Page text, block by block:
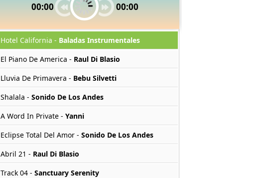
00:00 00:00
Hotel California - Baladas Instrumentales
El Piano De America - Raul Di Blasio
Lluvia De Primavera - Bebu Silvetti
Shalala - Sonido De Los Andes
A Word In Private - Yanni
Eclipse Total Del Amor - Sonido De Los Andes
Abril 21 - Raul Di Blasio
Track 04 - Sanctuary Serenity